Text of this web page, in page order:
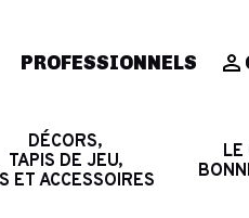
PROFESSIONNELS
DÉCORS,
TAPIS DE JEU,
ET ACCESSOIRES
LE